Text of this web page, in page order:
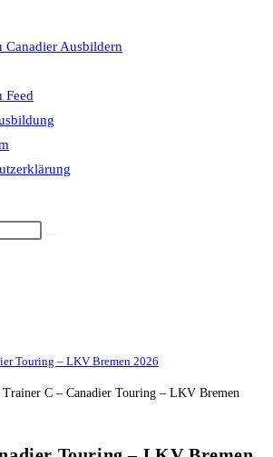
Canadier Ausbildern
Feed
Touring – LKV Bremen 2026